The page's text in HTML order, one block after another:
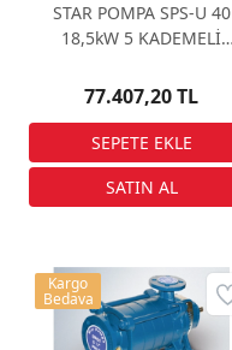
STAR POMPA SPS-U 40
18,5kW 5 KADEMELİ
77.407,20 TL
Kargo
Bedava